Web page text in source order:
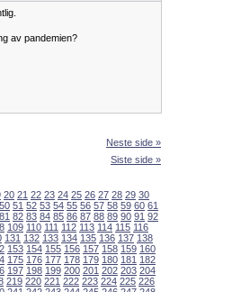
av pandemien?
Neste side »
Siste side »
20 21 22 23 24 25 26 27 28 29 30
50 51 52 53 54 55 56 57 58 59 60 61
81 82 83 84 85 86 87 88 89 90 91 92
109 110 111 112 113 114 115 116
131 132 133 134 135 136 137 138
153 154 155 156 157 158 159 160
175 176 177 178 179 180 181 182
197 198 199 200 201 202 203 204
219 220 221 222 223 224 225 226